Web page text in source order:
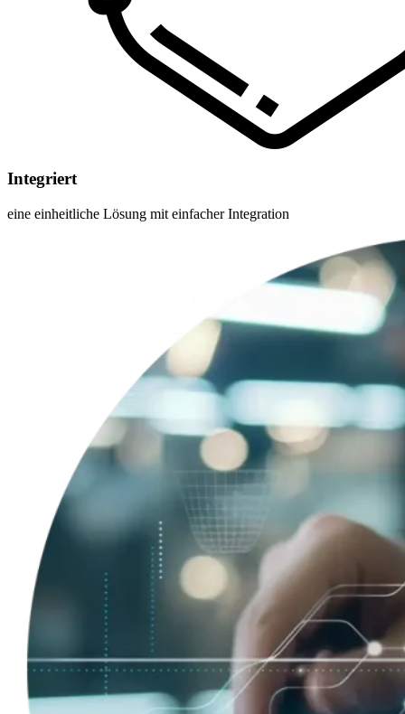
Integriert
eine einheitliche Lösung mit einfacher Integration